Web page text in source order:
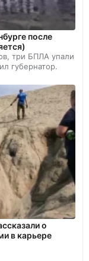
после
три БПЛА упали
губернатор.
о
в карьере